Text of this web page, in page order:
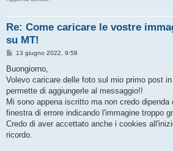
Re: Come caricare le vostre
su MT!
M
s
a
g
i
o
13 giugno 2022, 9:58
Buongiorno,
Volevo caricare delle foto sul mio primo post
permette di aggiungerle al messaggio!!
Mi sono appena iscritto ma non credo
finestra di errore indicando l'immagine troppo
Credo di aver accettato anche i cookies
ricordo.